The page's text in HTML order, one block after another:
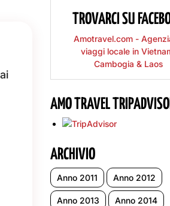
TROVARCI SU
Amotravel.com -
viaggi locale in
Cambogia & Laos
AMO TRAVEL
ARCHIVIO
Anno 2011 Anno 2012
Anno 2013 Anno 2014